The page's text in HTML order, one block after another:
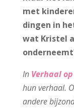
met
dingen in
wat Kristel
In Verhaal
hun verhaal.
andere